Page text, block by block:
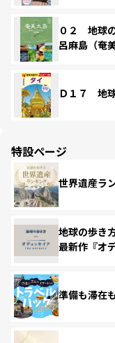
０２ 地球
呂麻島（奄
Ｄ１７ 地
特設ページ
世界遺産ラ
地球の歩き
最新作『オ
準備も滞在